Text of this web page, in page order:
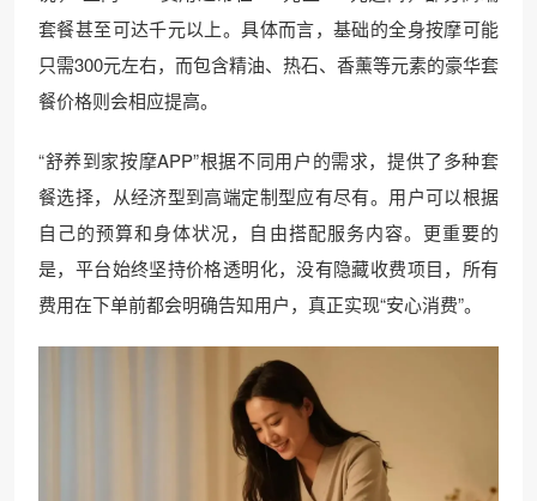
套餐甚至可达千元以上。具体而言，基础的全身按摩可能
只需300元左右，而包含精油、热石、香薰等元素的豪华套
餐价格则会相应提高。
“舒养到家按摩APP”根据不同用户的需求，提供了多种套
餐选择，从经济型到高端定制型应有尽有。用户可以根据
自己的预算和身体状况，自由搭配服务内容。更重要的
是，平台始终坚持价格透明化，没有隐藏收费项目，所有
费用在下单前都会明确告知用户，真正实现“安心消费”。